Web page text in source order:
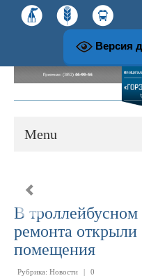
Версия
Menu
История развития
В троллейбусном
ремонта
помещения
Рубрика: Новости | 0